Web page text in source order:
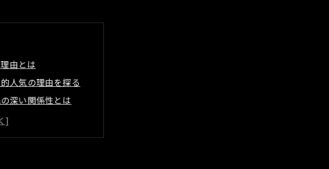
由とは
人気の理由を探る
深い関係性とは
共存する魅力
の食材の力